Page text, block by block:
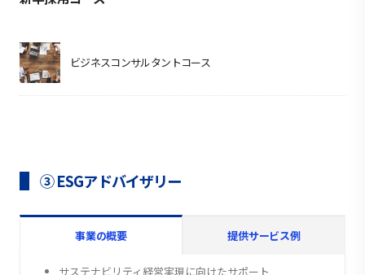
ビジネスコンサルタントコース
③ ESGアドバイザリー
事業の概要 提供サービス例
サステナビリティ経営実現に向けたサポート